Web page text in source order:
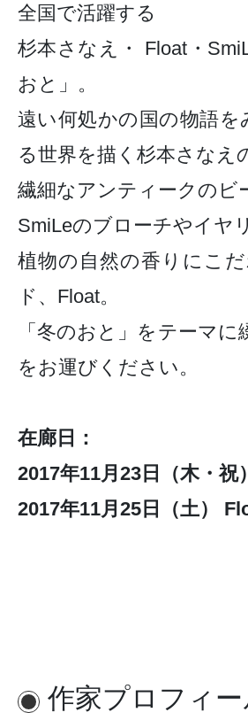
全国で活躍する
杉本さなえ・ Float・
おと」。
遠い何処かの国の物語
る世界を描く杉本さなえ
繊細なアンティークのビ
SmiLeのブローチやイヤ
植物の自然の香りにこ
ド、Float。
「冬のおと」をテーマ
をお運びください。
在廊日：
2017年11月23日（木・
2017年11月25日（土）
作家プロフィ